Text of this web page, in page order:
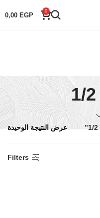
0
0,00 EGP
عرض النتيجة الوحيدة
Filters